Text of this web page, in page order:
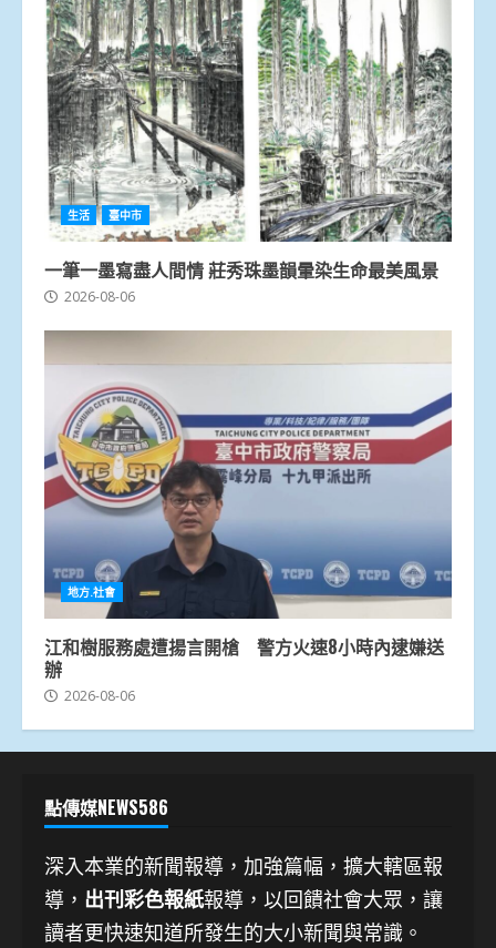
生活 臺中市
一筆一墨寫盡人間情 莊秀珠墨韻暈染生命最美風景
2026-08-06
地方.社會
江和樹服務處遭揚言開槍 警方火速8小時內逮嫌送
辦
2026-08-06
點傳媒NEWS586
深入本業的新聞報導，加強篇幅，擴大轄區報
導， 出刊彩色報紙報導，以回饋社會大眾，讓
讀者更快速知道所發生的大小新聞與常識。